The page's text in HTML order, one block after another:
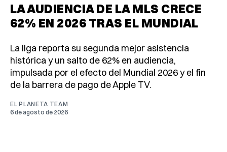
LA AUDIENCIA DE LA MLS CRECE
62% EN 2026 TRAS EL MUNDIAL
La liga reporta su segunda mejor asistencia
histórica y un salto de 62% en audiencia,
impulsada por el efecto del Mundial 2026 y el fin
de la barrera de pago de Apple TV.
EL PLANETA TEAM
6 de agosto de 2026